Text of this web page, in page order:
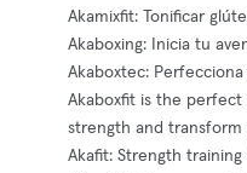
Akamixfit: Tonificar
Akaboxing: Inicia tu
Akaboxtec:
Akaboxfit is the
strength and transform
Akafit: Strength